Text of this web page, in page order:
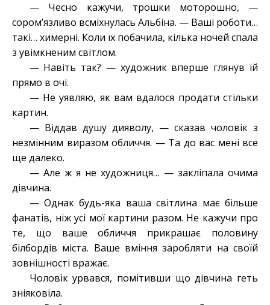
— Чесно кажучи, трошки моторошно, —
сором’язливо всміхнулась Альбіна. — Ваші роботи…
такі… химерні. Коли їх побачила, кілька ночей спала
з увімкненим світлом.
— Навіть так? — художник вперше глянув їй
прямо в очі.
— Не уявляю, як вам вдалося продати стільки
картин.
— Віддав душу дияволу, — сказав чоловік з
незмінним виразом обличчя. — Та до вас мені все
ще далеко.
— Але ж я не художниця… — закліпала очима
дівчина.
— Однак будь-яка ваша світлина має більше
фанатів, ніж усі мої картини разом. Не кажучи про
те, що ваше обличчя прикрашає половину
білбордів міста. Ваше вміння заробляти на своїй
зовнішності вражає.
Чоловік урвався, помітивши що дівчина геть
зніяковіла.